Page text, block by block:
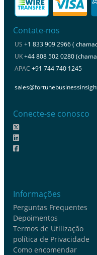
Contate-nos
US +1 833 909 2966 (
UK+44 808 502 0280
APAC +91 744 740 1245
Conecte-se conosco
Informações
Perguntas Frequentes
Depoimentos
Termos de Utilização
política de Privacidade
Como encomendar